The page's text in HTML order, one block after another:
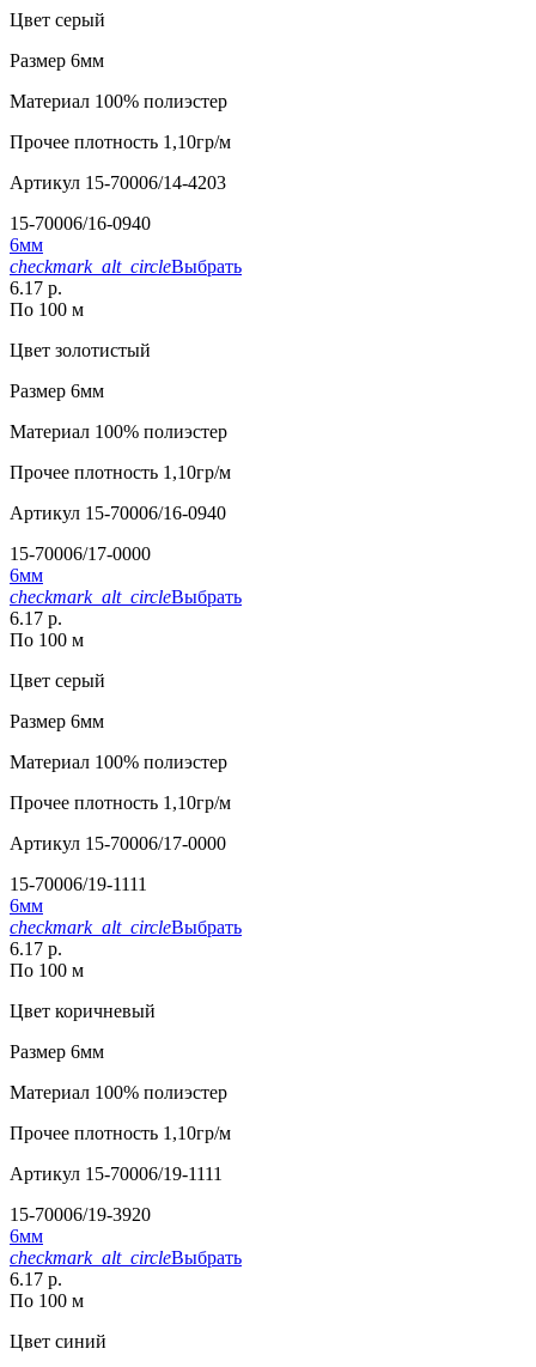
Цвет серый
Размер 6мм
Материал 100% полиэстер
Прочее плотность 1,10гр/м
Артикул 15-70006/14-4203
15-70006/16-0940
6мм
checkmark_alt_circleВыбрать
6.17 р.
По 100 м
Цвет золотистый
Размер 6мм
Материал 100% полиэстер
Прочее плотность 1,10гр/м
Артикул 15-70006/16-0940
15-70006/17-0000
6мм
checkmark_alt_circleВыбрать
6.17 р.
По 100 м
Цвет серый
Размер 6мм
Материал 100% полиэстер
Прочее плотность 1,10гр/м
Артикул 15-70006/17-0000
15-70006/19-1111
6мм
checkmark_alt_circleВыбрать
6.17 р.
По 100 м
Цвет коричневый
Размер 6мм
Материал 100% полиэстер
Прочее плотность 1,10гр/м
Артикул 15-70006/19-1111
15-70006/19-3920
6мм
checkmark_alt_circleВыбрать
6.17 р.
По 100 м
Цвет синий